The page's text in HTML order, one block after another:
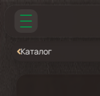
Каталог